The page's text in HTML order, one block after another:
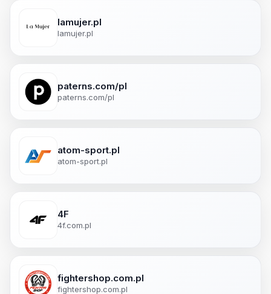
lamujer.pl
lamujer.pl
paterns.com/pl
paterns.com/pl
atom-sport.pl
atom-sport.pl
4F
4f.com.pl
fightershop.com.pl
fightershop.com.pl